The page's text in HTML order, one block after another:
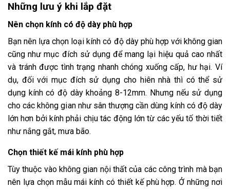
Những lưu ý khi lắp đặt
Nên chọn kính có độ dày phù hợp
Bạn nên lựa chọn loại kính có độ dày phù hợp với không gian
cũng như mục đích sử dụng để mang lại hiệu quả cao nhất
và tránh được tình trạng nhanh chóng xuống cấp, hư hại. Ví
dụ, đối với mục đích sử dụng cho hiên nhà thì có thể sử
dụng kính có độ dày khoảng 8-12mm. Nhưng nếu sử dụng
cho các không gian như sân thượng cần dùng kính có độ dày
lớn hơn bởi kính phải chịu tác động lớn từ các yếu tố thời tiết
như nắng gắt, mưa bão.
Chọn thiết kế mái kính phù hợp
Tùy thuộc vào không gian nội thất của các công trình mà bạn
nên lựa chọn mẫu mái kính có thiết kế phù hợp. Ở những nơi